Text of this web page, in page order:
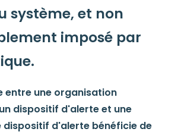
système, et non
imposé par
entre une organisation
dispositif d'alerte et une
dispositif d'alerte bénéficie de